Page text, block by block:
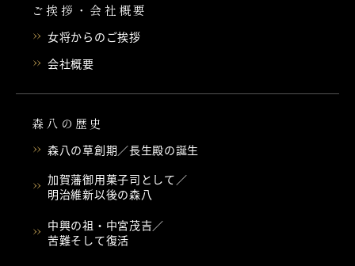
ご挨拶・会社概要
女将からのご挨拶
会社概要
森八の歴史
森八の草創期／長生殿の誕生
加賀藩御用菓子司として／
明治維新以後の森八
中興の祖・中宮茂吉／
苦難そして復活